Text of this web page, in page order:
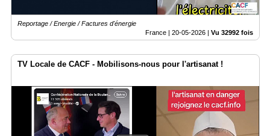
Reportage / Energie / Factures d'énergie
France | 20-05-2026 | Vu 32992 fois
TV Locale de CACF - Mobilisons-nous pour l'artisanat !